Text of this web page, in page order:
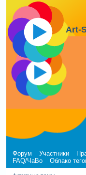
Art-
Форум Участники
FAQ/ЧаВо
Облако